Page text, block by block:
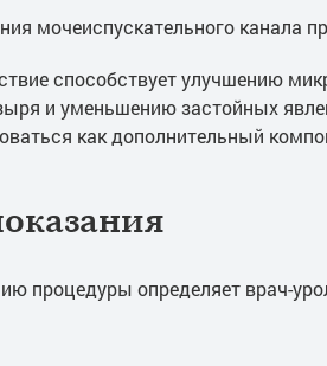
мочеиспускательного канала
способствует улучшению
и уменьшению застойных
как дополнительный
процедуры определяет врач-